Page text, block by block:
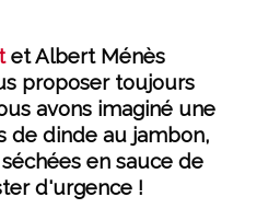
et Albert Ménès
proposer toujours
avons imaginé une
de dinde au jambon,
en sauce de
d'urgence !